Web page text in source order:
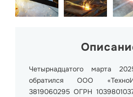
Четырнадцатого марта
обратился ООО
3819060295 ОГРН